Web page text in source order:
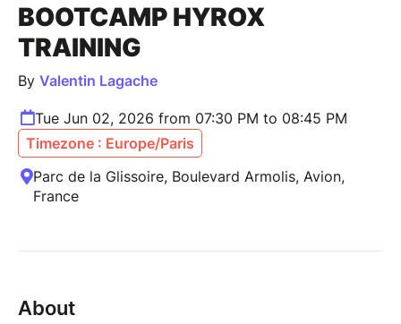
BOOTCAMP HYROX
TRAINING
By Valentin Lagache
Tue Jun 02, 2026 from 07:30 PM to 08:45 PM
Timezone : Europe/Paris
Parc de la Glissoire, Boulevard Armolis, Avion,
France
About